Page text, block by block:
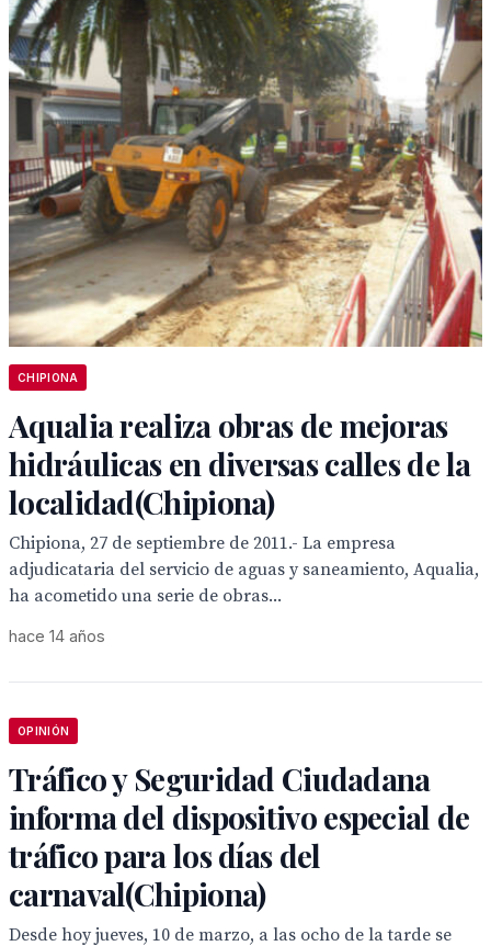
CHIPIONA
Aqualia realiza obras de mejoras
hidráulicas en diversas calles de la
localidad(Chipiona)
Chipiona, 27 de septiembre de 2011.- La empresa
adjudicataria del servicio de aguas y saneamiento, Aqualia,
ha acometido una serie de obras...
hace 14 años
OPINIÓN
Tráfico y Seguridad Ciudadana
informa del dispositivo especial de
tráfico para los días del
carnaval(Chipiona)
Desde hoy jueves, 10 de marzo, a las ocho de la tarde se